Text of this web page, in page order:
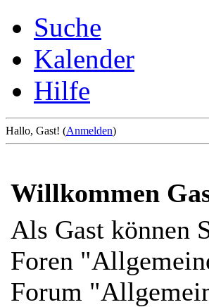
Suche
Kalender
Hilfe
Hallo, Gast! (Anmelden)
Willkommen
Als Gast können
Foren
Forum